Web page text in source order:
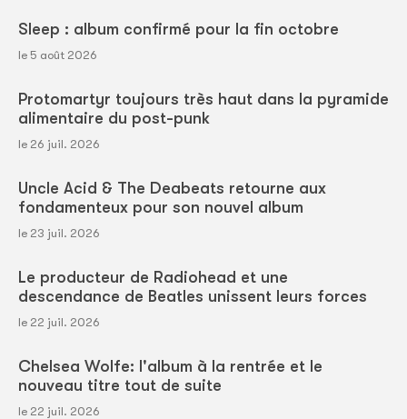
Sleep : album confirmé pour la fin octobre
le 5 août 2026
Protomartyr toujours très haut dans la pyramide
alimentaire du post-punk
le 26 juil. 2026
Uncle Acid & The Deabeats retourne aux
fondamenteux pour son nouvel album
le 23 juil. 2026
Le producteur de Radiohead et une
descendance de Beatles unissent leurs forces
le 22 juil. 2026
Chelsea Wolfe: l'album à la rentrée et le
nouveau titre tout de suite
le 22 juil. 2026